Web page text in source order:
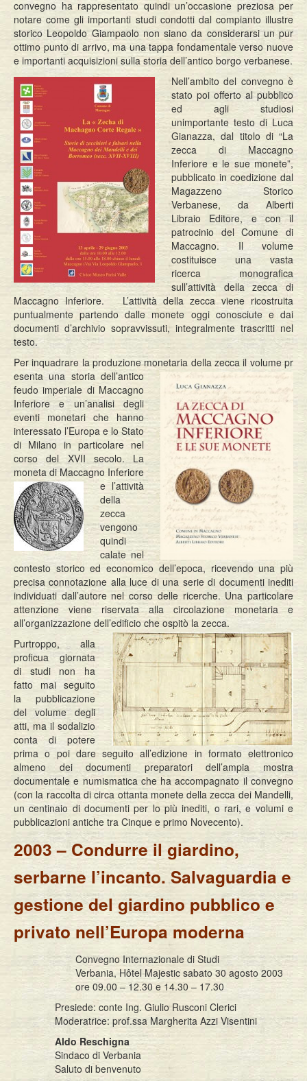
convegno ha rappresentato quindi un’occasione preziosa per
notare come gli importanti studi condotti dal compianto illustre
storico Leopoldo Giampaolo non siano da considerarsi un pur
ottimo punto di arrivo, ma una tappa fondamentale verso nuove
e importanti acquisizioni sulla storia dell’antico borgo verbanese.
Nell’ambito del convegno è
stato poi offerto al pubblico
ed agli studiosi
unimportante testo di Luca
Gianazza, dal titolo di “La
zecca di Maccagno
Inferiore e le sue monete”,
pubblicato in coedizione dal
Magazzeno Storico
Verbanese, da Alberti
Libraio Editore, e con il
patrocinio del Comune di
Maccagno. Il volume
costituisce una vasta
ricerca monografica
sull’attività della zecca di
Maccagno Inferiore. L’attività della zecca viene ricostruita
puntualmente partendo dalle monete oggi conosciute e dai
documenti d’archivio sopravvissuti, integralmente trascritti nel
testo.
Per inquadrare la produzione monetaria della zecca il volume pr
esenta una storia dell’antico
feudo imperiale di Maccagno
Inferiore e un’analisi degli
eventi monetari che hanno
interessato l’Europa e lo Stato
di Milano in particolare nel
corso del XVII secolo. La
moneta di Maccagno Inferiore
e l’attività
della
zecca
vengono
quindi
calate nel
contesto storico ed economico dell’epoca, ricevendo una più
precisa connotazione alla luce di una serie di documenti inediti
individuati dall’autore nel corso delle ricerche. Una particolare
attenzione viene riservata alla circolazione monetaria e
all’organizzazione dell’edificio che ospitò la zecca.
Purtroppo, alla
proficua giornata
di studi non ha
fatto mai seguito
la pubblicazione
del volume degli
atti, ma il sodalizio
conta di potere
prima o poi dare seguito all’edizione in formato elettronico
almeno dei documenti preparatori dell’ampia mostra
documentale e numismatica che ha accompagnato il convegno
(con la raccolta di circa ottanta monete della zecca dei Mandelli,
un centinaio di documenti per lo più inediti, o rari, e volumi e
pubblicazioni antiche tra Cinque e primo Novecento).
2003 – Condurre il giardino,
serbarne l’incanto. Salvaguardia e
gestione del giardino pubblico e
privato nell’Europa moderna
Convegno Internazionale di Studi
Verbania, Hôtel Majestic sabato 30 agosto 2003
ore 09.00 – 12.30 e 14.30 – 17.30
Presiede: conte Ing. Giulio Rusconi Clerici
Moderatrice: prof.ssa Margherita Azzi Visentini
Aldo Reschigna
Sindaco di Verbania
Saluto di benvenuto